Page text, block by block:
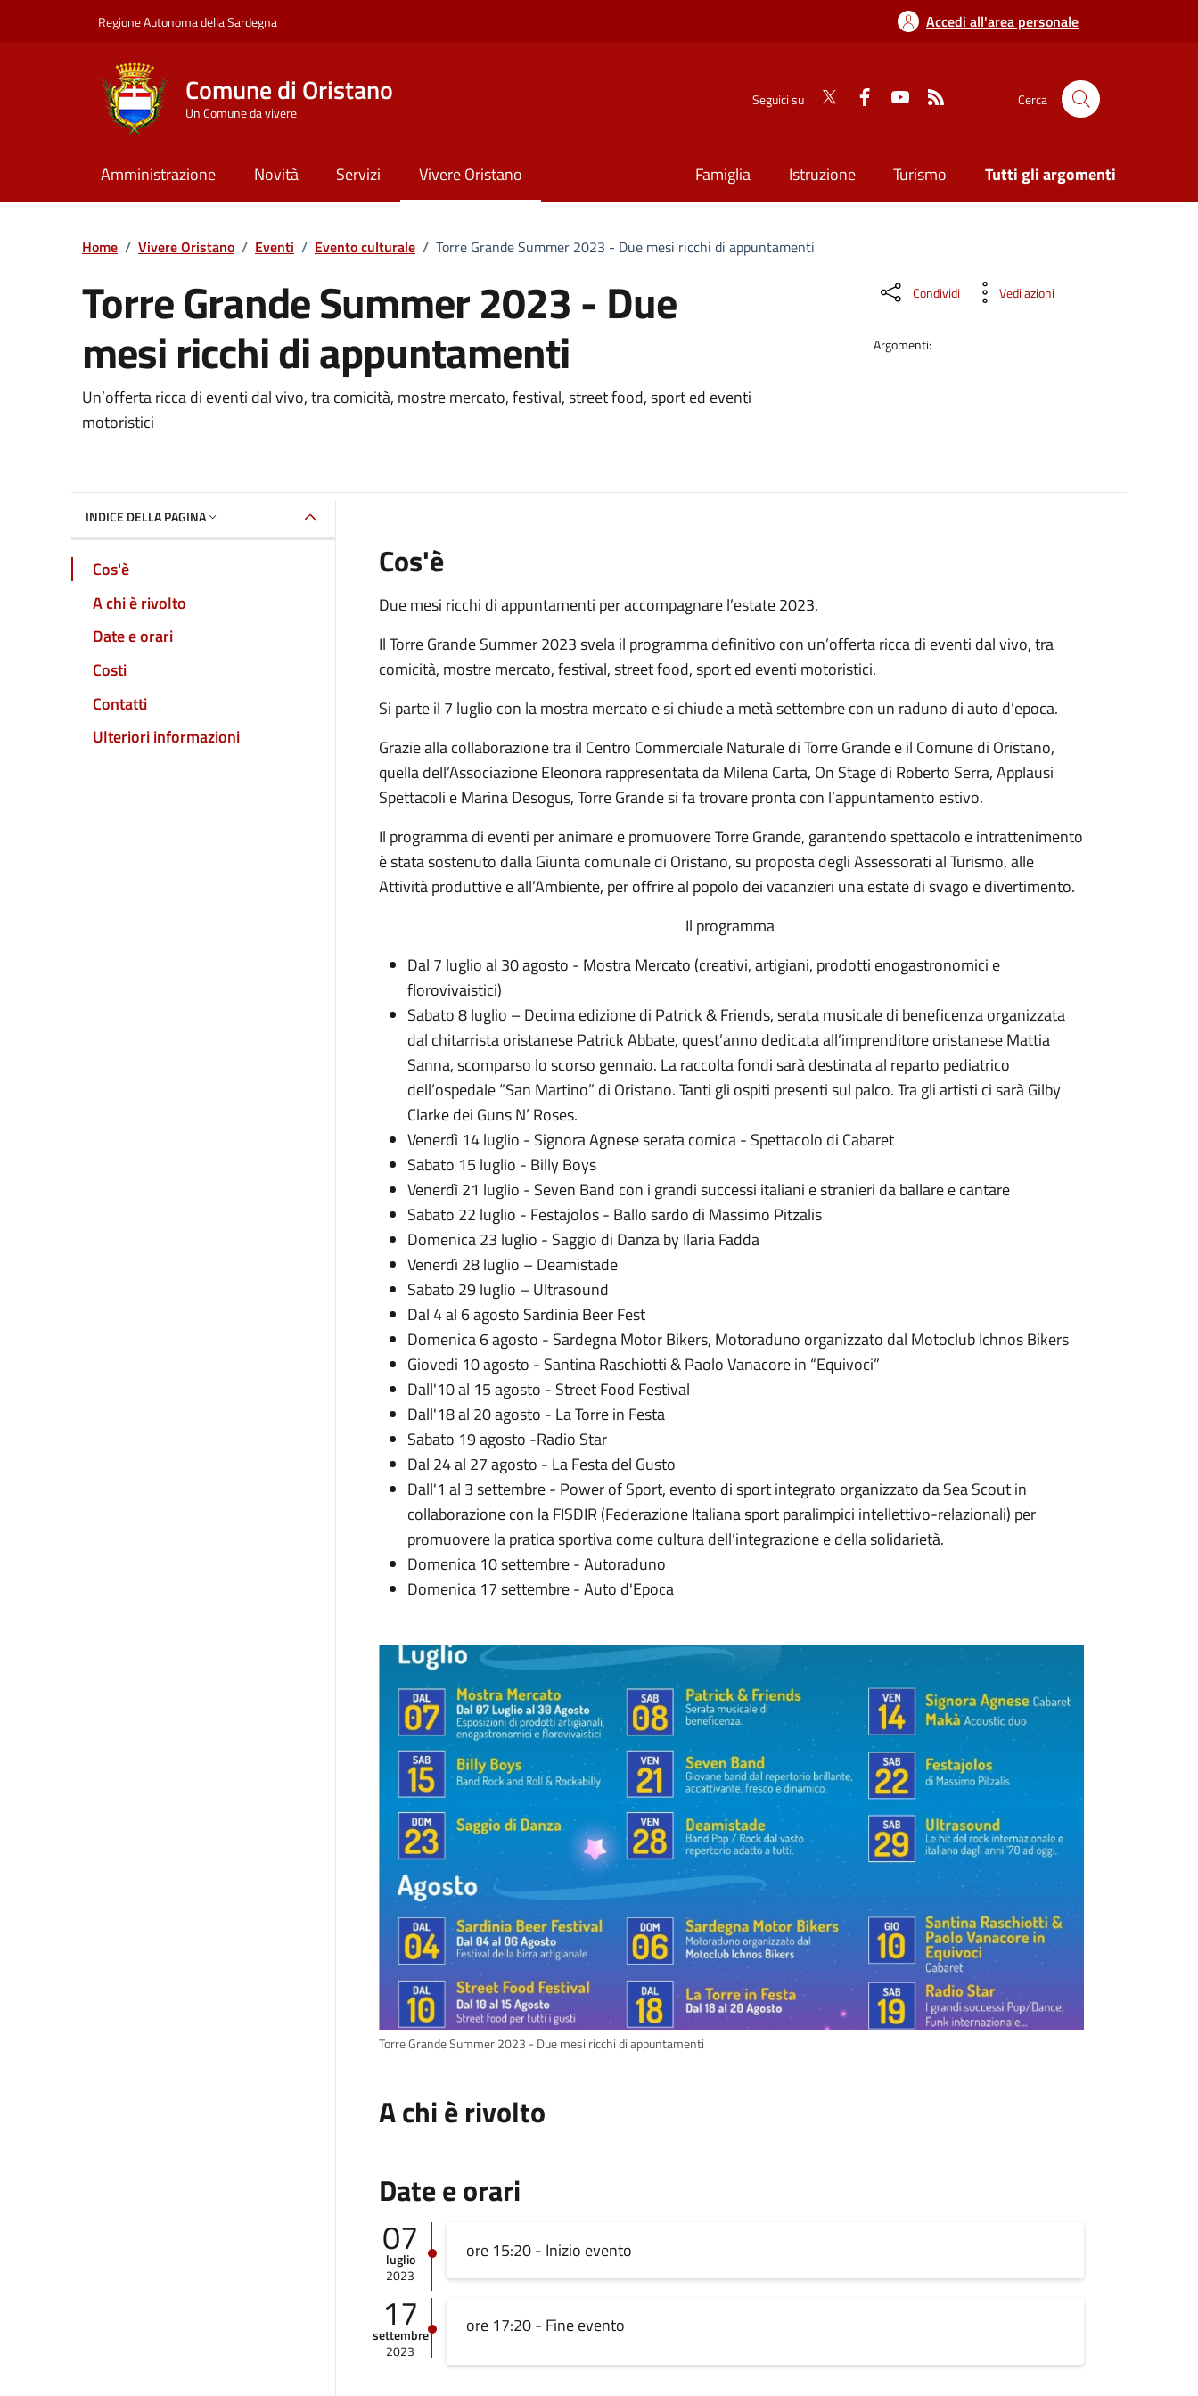
Regione Autonoma della Sardegna Accedi all'area personale
Comune di Oristano
Un Comune da vivere
Seguici su Cerca
Amministrazione Novità Servizi Vivere Oristano Famiglia Istruzione Turismo Tutti gli argomenti
Home / Vivere Oristano / Eventi / Evento culturale / Torre Grande Summer 2023 - Due mesi ricchi di appuntamenti
Torre Grande Summer 2023 - Due
mesi ricchi di appuntamenti
Dettaglio dell'evento
Un’offerta ricca di eventi dal vivo, tra comicità, mostre mercato, festival, street food, sport ed eventi
motoristici
Condividi Vedi azioni
Argomenti:
INDICE DELLA PAGINA
Cos'è
A chi è rivolto
Date e orari
Costi
Contatti
Ulteriori informazioni
Cos'è
Due mesi ricchi di appuntamenti per accompagnare l’estate 2023.
Il Torre Grande Summer 2023 svela il programma definitivo con un’offerta ricca di eventi dal vivo, tra
comicità, mostre mercato, festival, street food, sport ed eventi motoristici.
Si parte il 7 luglio con la mostra mercato e si chiude a metà settembre con un raduno di auto d’epoca.
Grazie alla collaborazione tra il Centro Commerciale Naturale di Torre Grande e il Comune di Oristano,
quella dell’Associazione Eleonora rappresentata da Milena Carta, On Stage di Roberto Serra, Applausi
Spettacoli e Marina Desogus, Torre Grande si fa trovare pronta con l’appuntamento estivo.
Il programma di eventi per animare e promuovere Torre Grande, garantendo spettacolo e intrattenimento
è stata sostenuto dalla Giunta comunale di Oristano, su proposta degli Assessorati al Turismo, alle
Attività produttive e all’Ambiente, per offrire al popolo dei vacanzieri una estate di svago e divertimento.
Il programma
Dal 7 luglio al 30 agosto - Mostra Mercato (creativi, artigiani, prodotti enogastronomici e
florovivaistici)
Sabato 8 luglio – Decima edizione di Patrick & Friends, serata musicale di beneficenza organizzata
dal chitarrista oristanese Patrick Abbate, quest’anno dedicata all’imprenditore oristanese Mattia
Sanna, scomparso lo scorso gennaio. La raccolta fondi sarà destinata al reparto pediatrico
dell’ospedale “San Martino” di Oristano. Tanti gli ospiti presenti sul palco. Tra gli artisti ci sarà Gilby
Clarke dei Guns N’ Roses.
Venerdì 14 luglio - Signora Agnese serata comica - Spettacolo di Cabaret
Sabato 15 luglio - Billy Boys
Venerdì 21 luglio - Seven Band con i grandi successi italiani e stranieri da ballare e cantare
Sabato 22 luglio - Festajolos - Ballo sardo di Massimo Pitzalis
Domenica 23 luglio - Saggio di Danza by Ilaria Fadda
Venerdì 28 luglio – Deamistade
Sabato 29 luglio – Ultrasound
Dal 4 al 6 agosto Sardinia Beer Fest
Domenica 6 agosto - Sardegna Motor Bikers, Motoraduno organizzato dal Motoclub Ichnos Bikers
Giovedi 10 agosto - Santina Raschiotti & Paolo Vanacore in “Equivoci”
Dall'10 al 15 agosto - Street Food Festival
Dall'18 al 20 agosto - La Torre in Festa
Sabato 19 agosto -Radio Star
Dal 24 al 27 agosto - La Festa del Gusto
Dall'1 al 3 settembre - Power of Sport, evento di sport integrato organizzato da Sea Scout in
collaborazione con la FISDIR (Federazione Italiana sport paralimpici intellettivo-relazionali) per
promuovere la pratica sportiva come cultura dell’integrazione e della solidarietà.
Domenica 10 settembre - Autoraduno
Domenica 17 settembre - Auto d'Epoca
Torre Grande Summer 2023 - Due mesi ricchi di appuntamenti
A chi è rivolto
Date e orari
07
luglio
2023
ore 15:20 - Inizio evento
17
settembre
2023
ore 17:20 - Fine evento